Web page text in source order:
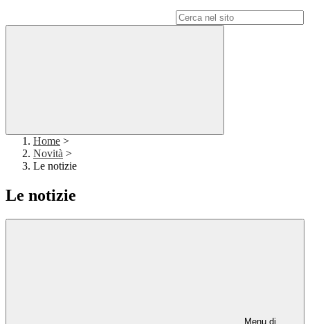
Home >
Novità >
Le notizie
Le notizie
Menu di